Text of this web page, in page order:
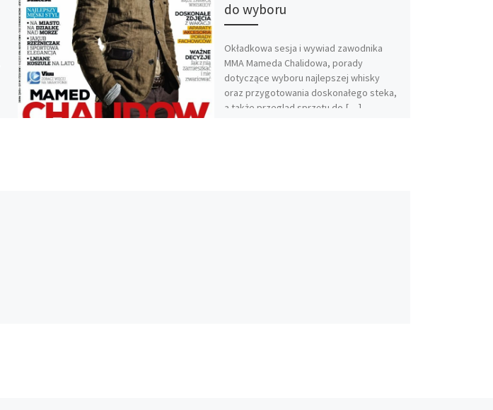
do wyboru
Okładkowa sesja i wywiad zawodnika
MMA Mameda Chalidowa, porady
dotyczące wyboru najlepszej whisky
oraz przygotowania doskonałego steka,
a także przegląd sprzętu do […]